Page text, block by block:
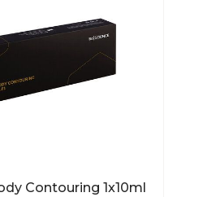
Contouring 1x10ml